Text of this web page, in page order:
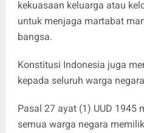
kekuasaan keluarga atau
untuk menjaga martabat
bangsa.
Konstitusi Indonesia juga
kepada seluruh warga
Pasal 27 ayat (1) UUD 1945
semua warga negara